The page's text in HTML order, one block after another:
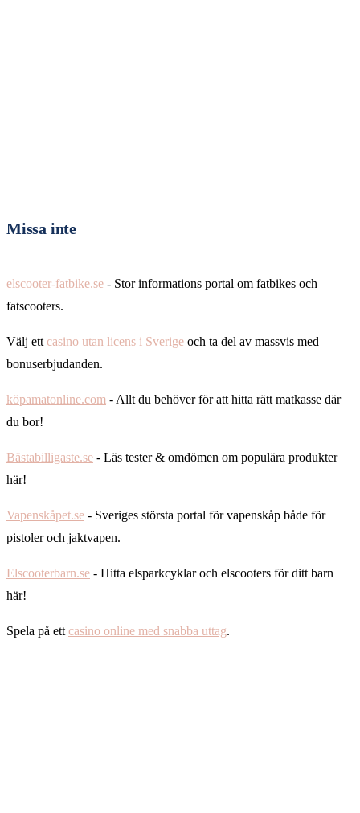
Missa inte
elscooter-fatbike.se - Stor informations portal om fatbikes och
fatscooters.
Välj ett casino utan licens i Sverige och ta del av massvis med
bonuserbjudanden.
köpamatonline.com - Allt du behöver för att hitta rätt matkasse där
du bor!
Bästabilligaste.se - Läs tester & omdömen om populära produkter
här!
Vapenskåpet.se - Sveriges största portal för vapenskåp både för
pistoler och jaktvapen.
Elscooterbarn.se - Hitta elsparkcyklar och elscooters för ditt barn
här!
Spela på ett casino online med snabba uttag.